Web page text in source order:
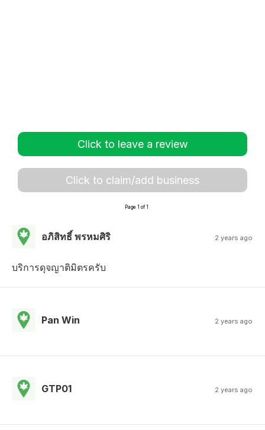
Click to leave a review
Click to claim/add business
Page 1 of 1
อภิสิทธิ์ พรหมศิริ 2 years ago
บริการดุจญาติมิตรครับ
Pan Win 2 years ago
GTP01 2 years ago